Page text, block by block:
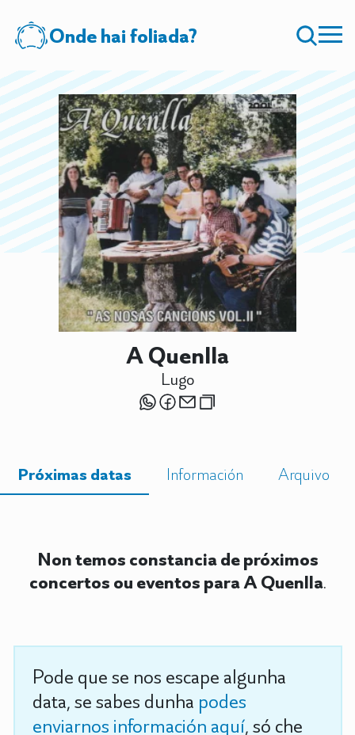
Onde hai foliada?
A Quenlla
Lugo
Próximas datas Información Arquivo
Non temos constancia de próximos
concertos ou eventos para A Quenlla.
Pode que se nos escape algunha
data, se sabes dunha podes
enviarnos información aquí, só che